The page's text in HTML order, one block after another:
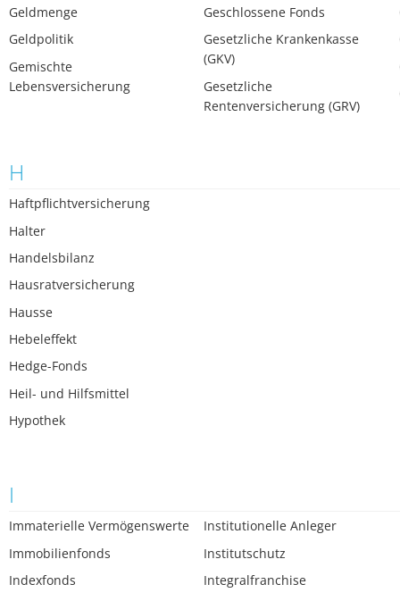
Geldmenge
Geldpolitik
Gemischte
Lebensversicherung
Geschlossene Fonds
Gesetzliche Krankenkasse
(GKV)
Gesetzliche
Rentenversicherung (GRV)
H
Haftpflichtversicherung
Halter
Handelsbilanz
Hausratversicherung
Hausse
Hebeleffekt
Hedge-Fonds
Heil- und Hilfsmittel
Hypothek
I
Immaterielle Vermögenswerte
Immobilienfonds
Indexfonds
Institutionelle Anleger
Institutschutz
Integralfranchise